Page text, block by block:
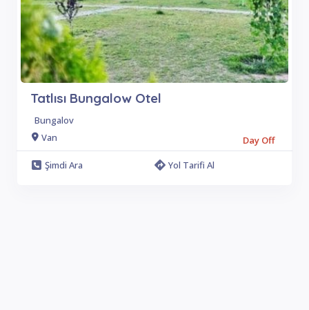
Tatlısı Bungalow Otel
Bungalov
Van
Day Off
Şimdi Ara
Yol Tarifi Al